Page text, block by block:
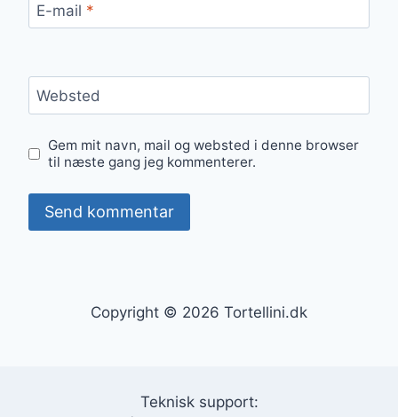
E-mail *
Websted
Gem mit navn, mail og websted i denne browser
til næste gang jeg kommenterer.
Copyright © 2026 Tortellini.dk
Teknisk support: